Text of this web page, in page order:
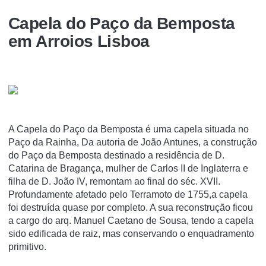
Capela do Paço da Bemposta
em Arroios Lisboa
A Capela do Paço da Bemposta é uma capela situada no
Paço da Rainha, Da autoria de João Antunes, a construção
do Paço da Bemposta destinado a residência de D.
Catarina de Bragança, mulher de Carlos II de Inglaterra e
filha de D. João IV, remontam ao final do séc. XVII.
Profundamente afetado pelo Terramoto de 1755,a capela
foi destruída quase por completo. A sua reconstrução ficou
a cargo do arq. Manuel Caetano de Sousa, tendo a capela
sido edificada de raiz, mas conservando o enquadramento
primitivo.